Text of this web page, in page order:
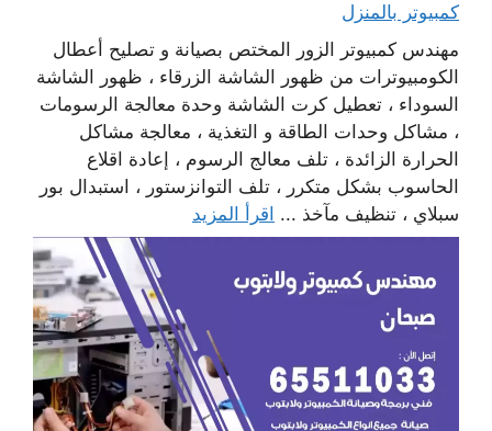
كمبيوتر بالمنزل
مهندس كمبيوتر الزور المختص بصيانة و تصليح أعطال
الكومبيوترات من ظهور الشاشة الزرقاء ، ظهور الشاشة
السوداء ، تعطيل كرت الشاشة وحدة معالجة الرسومات
، مشاكل وحدات الطاقة و التغذية ، معالجة مشاكل
الحرارة الزائدة ، تلف معالج الرسوم ، إعادة اقلاع
الحاسوب بشكل متكرر ، تلف التوانزستور ، استبدال بور
سبلاي ، تنظيف مآخذ ... اقرأ المزيد